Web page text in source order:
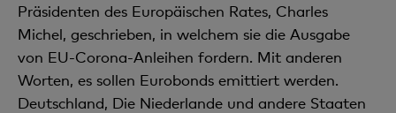
Präsidenten des Europäischen Rates, Charles
Michel, geschrieben, in welchem sie die Ausgabe
von EU-Corona-Anleihen fordern. Mit anderen
Worten, es sollen Eurobonds emittiert werden.
Deutschland, Die Niederlande und andere Staaten